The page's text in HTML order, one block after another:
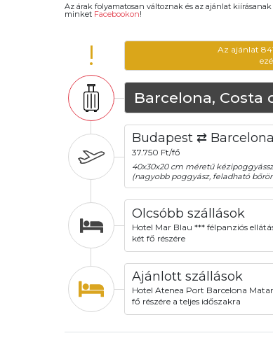
Az árak folyamatosan változnak és az ajánlat
minket Facebookon!
!
Az ajánlat
Barcelona, Costa
Budapest ⇄ Barcelona
37.750 Ft/fő
40x30x20 cm méretű
(nagyobb poggyász, feladható
Olcsóbb szállások
Hotel Mar Blau *** félpanziós
két fő részére
Ajánlott szállások
Hotel Atenea Port Barcelona
fő részére a teljes időszakra